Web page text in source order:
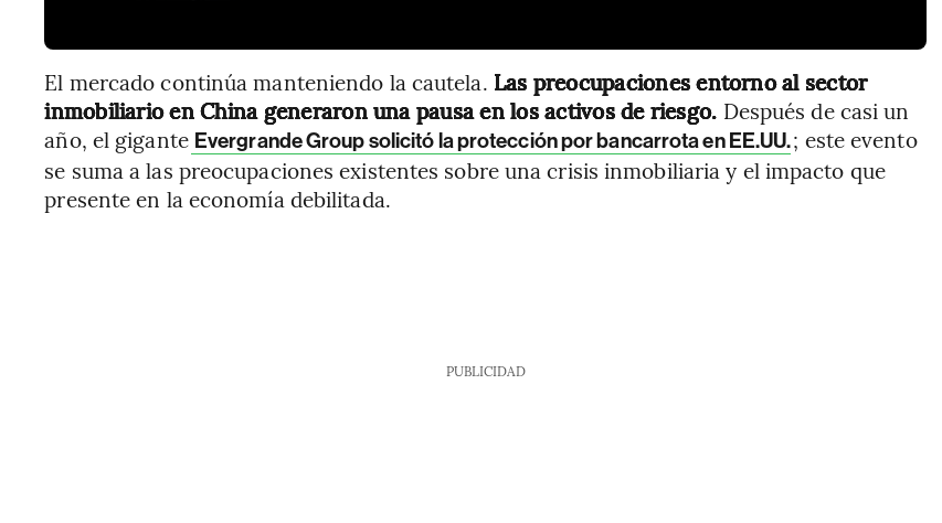
El mercado continúa manteniendo la cautela. Las preocupaciones entorno al sector
inmobiliario en China generaron una pausa en los activos de riesgo. Después de casi un
año, el gigante Evergrande Group solicitó la protección por bancarrota en EE.UU.; este evento
se suma a las preocupaciones existentes sobre una crisis inmobiliaria y el impacto que
presente en la economía debilitada.
PUBLICIDAD